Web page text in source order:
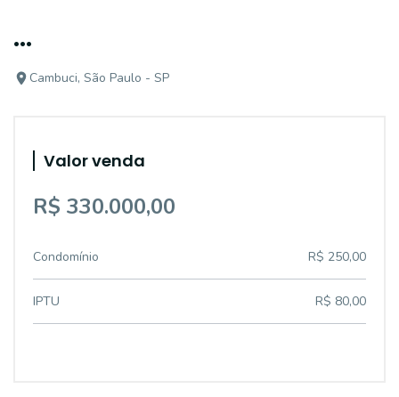
...
Cambuci, São Paulo - SP
Valor venda
R$ 330.000,00
Condomínio R$ 250,00
IPTU R$ 80,00